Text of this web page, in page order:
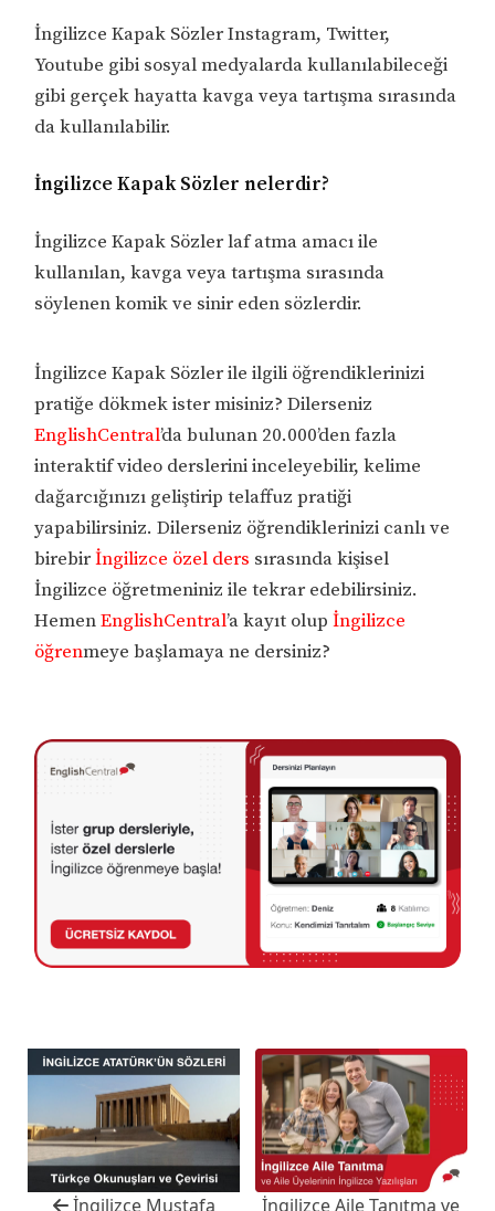
İngilizce Kapak Sözler Instagram, Twitter,
Youtube gibi sosyal medyalarda kullanılabileceği
gibi gerçek hayatta kavga veya tartışma sırasında
da kullanılabilir.
İngilizce Kapak Sözler nelerdir?
İngilizce Kapak Sözler laf atma amacı ile
kullanılan, kavga veya tartışma sırasında
söylenen komik ve sinir eden sözlerdir.
İngilizce Kapak Sözler ile ilgili öğrendiklerinizi
pratiğe dökmek ister misiniz? Dilerseniz
EnglishCentral’da bulunan 20.000’den fazla
interaktif video derslerini inceleyebilir, kelime
dağarcığınızı geliştirip telaffuz pratiği
yapabilirsiniz. Dilerseniz öğrendiklerinizi canlı ve
birebirİngilizce özel ders sırasında kişisel
İngilizce öğretmeniniz ile tekrar edebilirsiniz.
HemenEnglishCentral’a kayıt olupİngilizce
öğrenmeye başlamaya ne dersiniz?
İngilizce Mustafa İngilizce Aile Tanıtma ve